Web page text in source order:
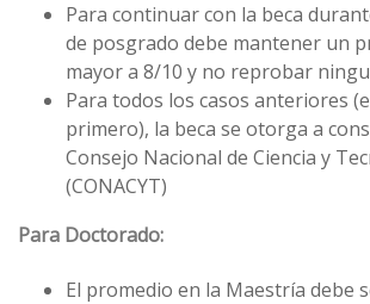
Para continuar con la beca
de posgrado debe mantener un
mayor a 8/10 y no reprobar
Para todos los casos anteriores
primero), la beca se otorga a
Consejo Nacional de Ciencia y
(CONACYT)
Para Doctorado:
El promedio en la Maestría debe